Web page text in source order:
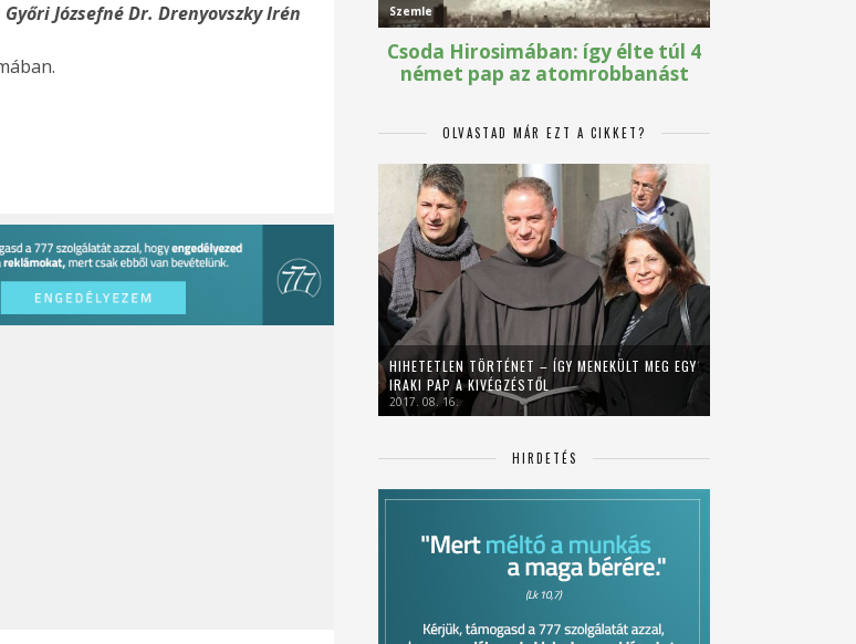
Győri Józsefné Dr. Drenyovszky Irén
OLVASTAD MÁR EZT A CIKKET?
HIHETETLEN TÖRTÉNET – ÍGY MENEKÜLT MEG EGY
IRAKI PAP A KIVÉGZÉSTŐL
2017. 08. 16.
HIRDETÉS